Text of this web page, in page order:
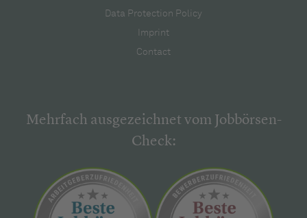
Data Protection Policy
Imprint
Contact
Mehrfach ausgezeichnet vom Jobbörsen-
Check: